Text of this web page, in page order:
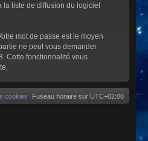
la liste de diffusion du logiciel
mot de passe est le moyen
ne peut vous demander
Cette fonctionnalité vous
Fuseau horaire sur UTC+02:00
cookies